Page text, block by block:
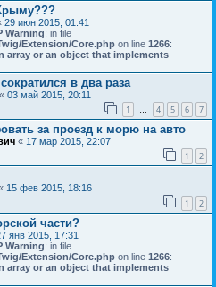
29 июн 2015, 01:41
Warning: in file
Extension/Core.php on line 1266:
array or an object that implements
в два раза
« 03 май 2015, 20:11
1 … 4 5 6 7
за проезд к морю на авто
« 17 мар 2015, 22:07
1 2
15 фев 2015, 18:16
1 2
части?
янв 2015, 17:31
Warning: in file
Extension/Core.php on line 1266:
array or an object that implements